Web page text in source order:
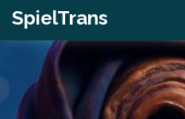
SpielTrans